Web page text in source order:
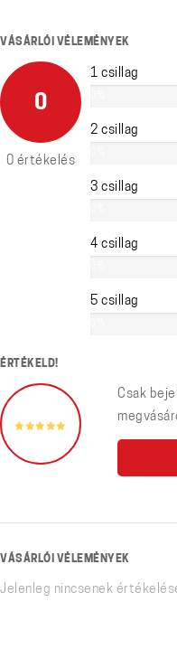
VÁSÁRLÓI VÉLEMÉNYEK
0
0 értékelés
1 csillag
2 csillag
3 csillag
4 csillag
5 csillag
ÉRTÉKELD!
Csak
VÁSÁRLÓI VÉLEMÉNYEK
Jelenleg nincsenek